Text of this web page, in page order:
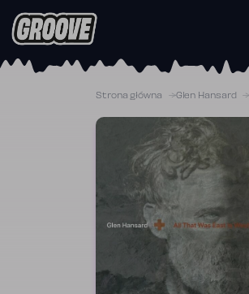
Przejdź
do
treści
Strona główna Glen Hansard